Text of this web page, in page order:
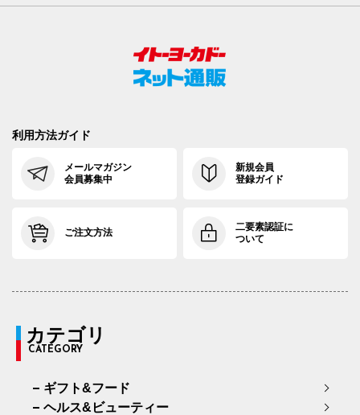
利用方法ガイド
メールマガジン
会員募集中
新規会員
登録ガイド
ご注文方法
二要素認証に
ついて
カテゴリ
CATEGORY
ギフト&フード
ヘルス&ビューティー